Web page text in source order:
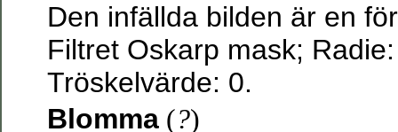
Den infällda bilden är en
Filtret Oskarp mask;
Tröskelvärde: 0.
Blomma (?)